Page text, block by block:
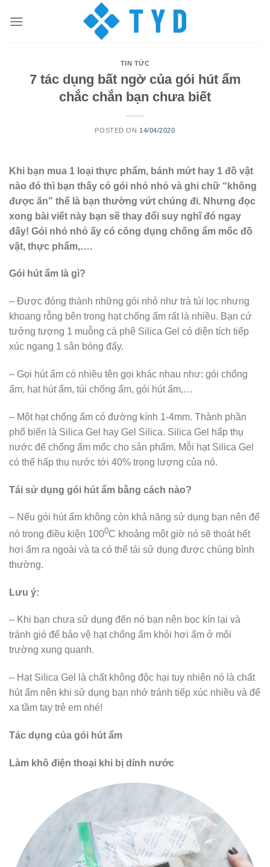
TIN TỨC
7 tác dụng bất ngờ của gói hút ẩm
chắc chắn bạn chưa biết
POSTED ON 14/04/2020
Khi bạn mua 1 loại thực phẩm, bánh mứt hay 1 đồ vật
nào đó thì bạn thấy có gói nhỏ nhỏ và ghi chữ “không
được ăn” thế là bạn thường vứt chúng đi. Nhưng đọc
xong bài viết này bạn sẽ thay đổi suy nghĩ đó ngay
đấy! Gói nhỏ nhỏ ấy có công dụng chống ẩm mốc đồ
vật, thực phẩm,….
Gói hút ẩm là gì?
– Được đóng thành những gói nhỏ như trà túi lọc nhưng
khoang rỗng bên trong hạt chống ẩm rất là nhiều. Bạn cứ
tưởng tượng 1 muỗng cà phê Silica Gel có diện tích tiếp
xúc ngang 1 sân bóng đấy.
– Gọi hút ẩm có nhiều tên gọi khác nhau như: gói chống
ẩm, hạt hút ẩm, túi chống ẩm, gói hút ẩm,…
– Một hạt chống ẩm có đường kính 1-4mm. Thành phần
phổ biến là Silica Gel hay Gel Silica. Silica Gel hấp thụ
nước để chống ẩm mốc cho sản phẩm. Mỗi hạt Silica Gel
có thể hấp thụ nước tới 40% trọng lượng của nó.
Tái sử dụng gói hút ẩm bằng cách nào?
– Nếu gói hút ẩm không còn khả năng sử dụng bạn nên để
nó trong điều kiện 1000C khoảng một giờ nó sẽ thoát hết
hơi ẩm ra ngoài và ta có thể tái sử dụng được chúng bình
thường.
Lưu ý:
– Khi bạn chưa sử dụng đến nó bạn nên bọc kín lại và
tránh gió để bảo vệ hạt chống ẩm khỏi hơi ẩm ở môi
trường xung quanh.
– Hạt Silica Gel là chất không độc hại tuy nhiên nó là chất
hút ẩm nên khi sử dụng bạn nhớ tránh tiếp xúc nhiều và để
xa tầm tay trẻ em nhé!
Tác dụng của gói hút ẩm
Làm khô điện thoại khi bị dính nước